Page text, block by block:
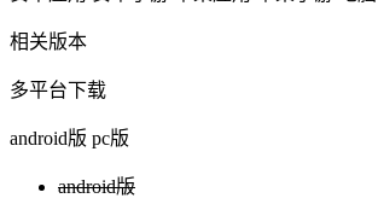
相关版本
多平台下载
android版 pc版
android版